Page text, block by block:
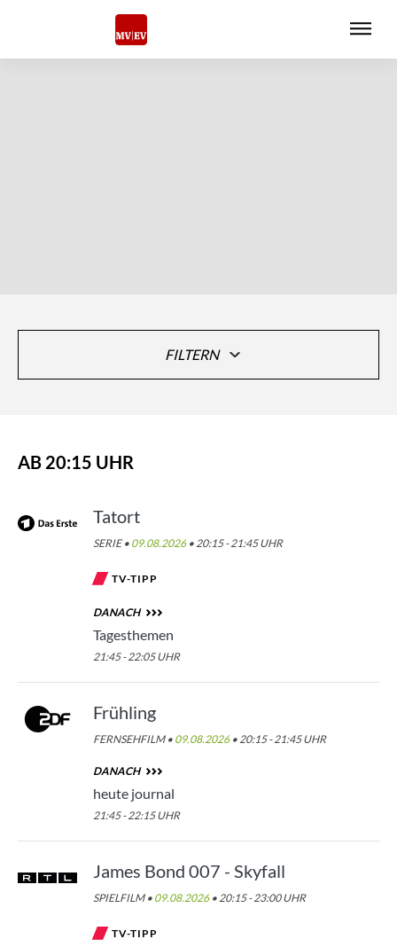
FILTERN
AB 20:15 UHR
Tatort
SERIE • 09.08.2026• 20:15 - 21:45 UHR
TV-TIPP
DANACH
Tagesthemen
21:45 - 22:05 UHR
Frühling
FERNSEHFILM • 09.08.2026• 20:15 - 21:45 UHR
DANACH
heute journal
21:45 - 22:15 UHR
James Bond 007 - Skyfall
SPIELFILM • 09.08.2026• 20:15 - 23:00 UHR
TV-TIPP